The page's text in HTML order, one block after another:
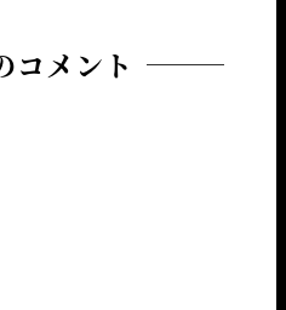
コメント